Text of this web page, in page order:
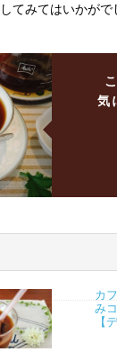
てみてはいかがで
気
カ
み
【